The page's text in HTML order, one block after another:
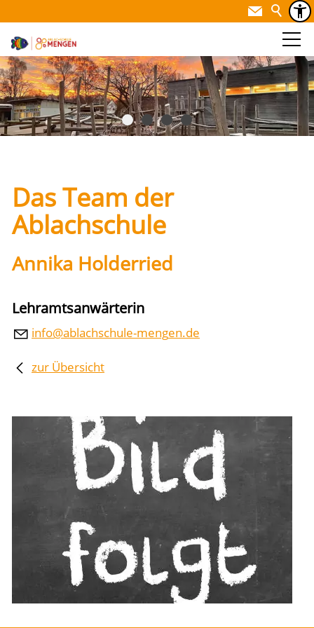
Das Team der
Ablachschule
Annika Holderried
Lehramtsanwärterin
nf bl chsch l -m ng n d
zur Übersicht